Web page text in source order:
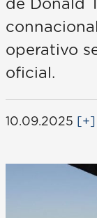
de Donald
operativo
oficial.
10.09.2025 [+]